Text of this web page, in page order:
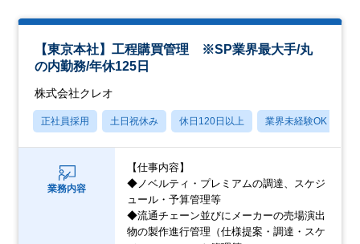
【東京本社】工程購買管理 ※SP業界最大手/丸
の内勤務/年休125日
株式会社クレオ
正社員採用 土日祝休み 休日120日以上 業界未経験OK
業務内容
【仕事内容】
◆ノベルティ・プレミアムの調達、スケジ
ュール・予算管理等
◆流通チェーン並びにメーカーの売場演出
物の製作進行管理（仕様提案・調達・スケ